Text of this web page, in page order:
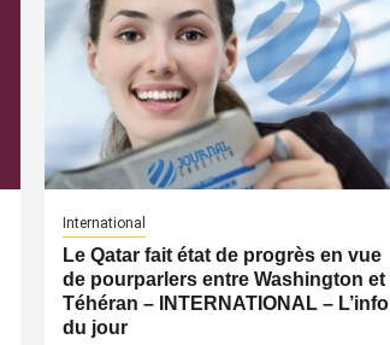
International
Le Qatar fait état de progrès en vue
de pourparlers entre Washington et
Téhéran – INTERNATIONAL – L’info
du jour